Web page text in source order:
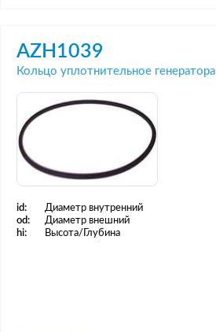
AZH1039
Кольцо уплотнительное генератора
id: Диаметр внутренний
od:
Диаметр внешний
hi:
Высота/Глубина